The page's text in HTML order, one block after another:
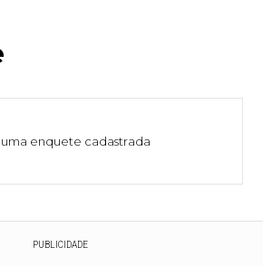
enquete cadastrada
PUBLICIDADE